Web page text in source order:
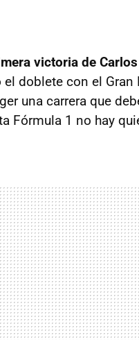
victoria de
doblete con el Gran
una carrera que
Fórmula 1 no hay